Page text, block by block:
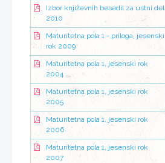
Izbor književnih besedil za ustni del
2010
Maturitetna pola 1 - priloga, jesenski
rok 2009
Maturitetna pola 1, jesenski rok
2004
Maturitetna pola 1, jesenski rok
2005
Maturitetna pola 1, jesenski rok
2006
Maturitetna pola 1, jesenski rok
2007